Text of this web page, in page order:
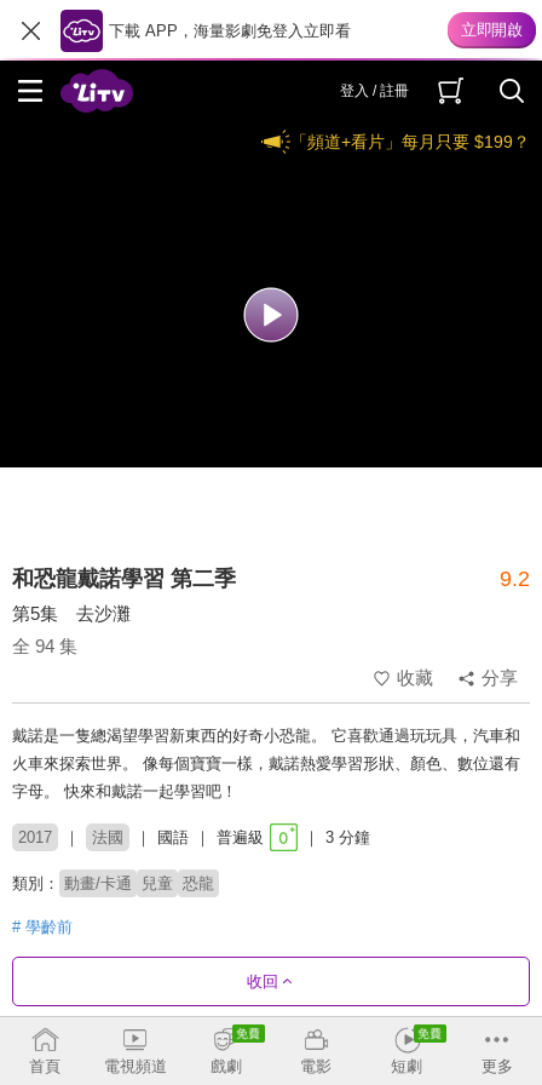
下載 APP，海量影劇免登入立即看
登入 / 註冊
「頻道+看片」每月只要 $199？
和恐龍戴諾學習 第二季 9.2
第5集 去沙灘
全 94 集
收藏
分享
戴諾是一隻總渴望學習新東西的好奇小恐龍。 它喜歡通過玩玩具，汽車和
火車來探索世界。 像每個寶寶一樣，戴諾熱愛學習形狀、顏色、數位還有
字母。 快來和戴諾一起學習吧！
2017 法國 國語 普遍級 3 分鐘
類別： 動畫/卡通 兒童 恐龍
# 學齡前
收回
劇集列表 正序
首頁 電視頻道 戲劇 電影 短劇 更多